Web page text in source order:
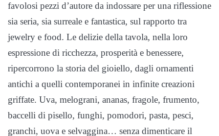
favolosi pezzi d’autore da indossare per una riflessione
sia seria, sia surreale e fantastica, sul rapporto tra
jewelry e food. Le delizie della tavola, nella loro
espressione di ricchezza, prosperità e benessere,
ripercorrono la storia del gioiello, dagli ornamenti
antichi a quelli contemporanei in infinite creazioni
griffate. Uva, melograni, ananas, fragole, frumento,
baccelli di pisello, funghi, pomodori, pasta, pesci,
granchi, uova e selvaggina… senza dimenticare il